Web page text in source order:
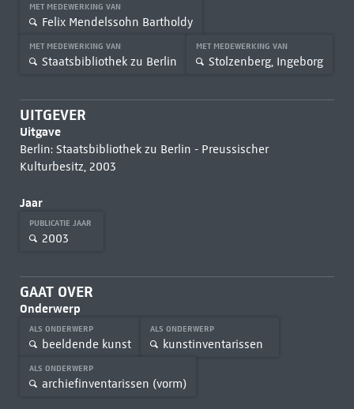
MET MEDEWERKING VAN
Felix Mendelssohn Bartholdy
MET MEDEWERKING VAN
Staatsbibliothek zu Berlin
MET MEDEWERKING VAN
Stolzenberg, Ingeborg
UITGEVER
Uitgave
Berlin: Staatsbibliothek zu Berlin - Preussischer
Kulturbesitz, 2003
Jaar
PUBLICATIE JAAR
2003
GAAT OVER
Onderwerp
ALS ONDERWERP
beeldende kunst
ALS ONDERWERP
kunstinventarissen
ALS ONDERWERP
archiefinventarissen (vorm)